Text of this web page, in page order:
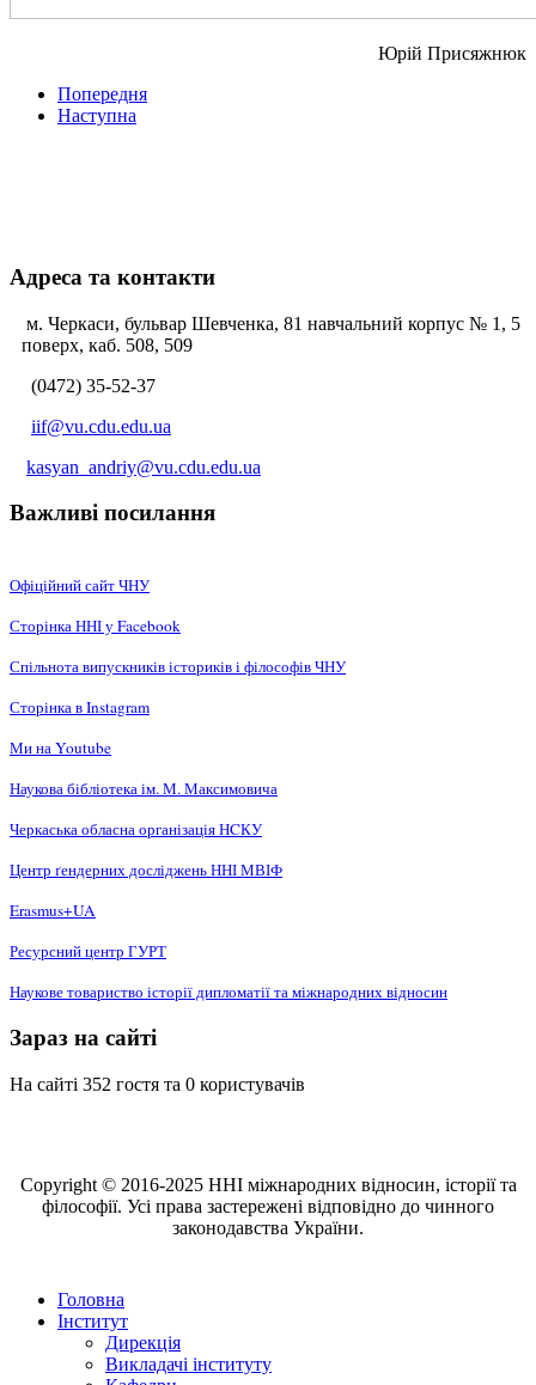
Юрій Присяжнюк
Попередня
Наступна
Адреса та контакти
м. Черкаси, бульвар Шевченка, 81 навчальний корпус № 1, 5
поверх, каб. 508, 509
(0472) 35-52-37
iif@vu.cdu.edu.ua
kasyan_andriy@vu.cdu.edu.ua
Важливі посилання
Офіційний сайт ЧНУ
Сторінка ННІ у Facebook
Спільнота випускників істориків і філософів ЧНУ
Сторінка в Instagram
Ми на Youtube
Наукова бібліотека ім. М. Максимовича
Черкаська обласна організація НCКУ
Центр ґендерних досліджень ННІ МВІФ
Erasmus+UA
Ресурсний центр ГУРТ
Наукове товариство історії дипломатії та міжнародних відносин
Зараз на сайті
На сайті 352 гостя та 0 користувачів
Copyright © 2016-2025 ННІ міжнародних відносин, історії та
філософії. Усі права застережені відповідно до чинного
законодавства України.
Головна
Інститут
Дирекція
Викладачі інституту